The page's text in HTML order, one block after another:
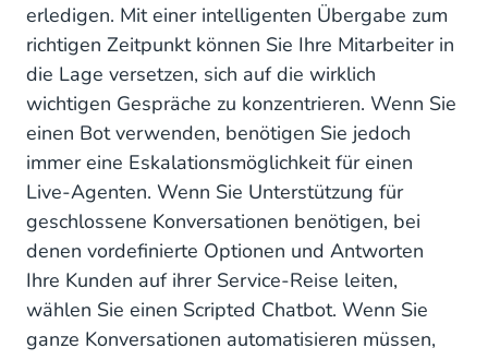
erledigen. Mit einer intelligenten Übergabe zum
richtigen Zeitpunkt können Sie Ihre Mitarbeiter in
die Lage versetzen, sich auf die wirklich
wichtigen Gespräche zu konzentrieren. Wenn Sie
einen Bot verwenden, benötigen Sie jedoch
immer eine Eskalationsmöglichkeit für einen
Live-Agenten. Wenn Sie Unterstützung für
geschlossene Konversationen benötigen, bei
denen vordefinierte Optionen und Antworten
Ihre Kunden auf ihrer Service-Reise leiten,
wählen Sie einen Scripted Chatbot. Wenn Sie
ganze Konversationen automatisieren müssen,